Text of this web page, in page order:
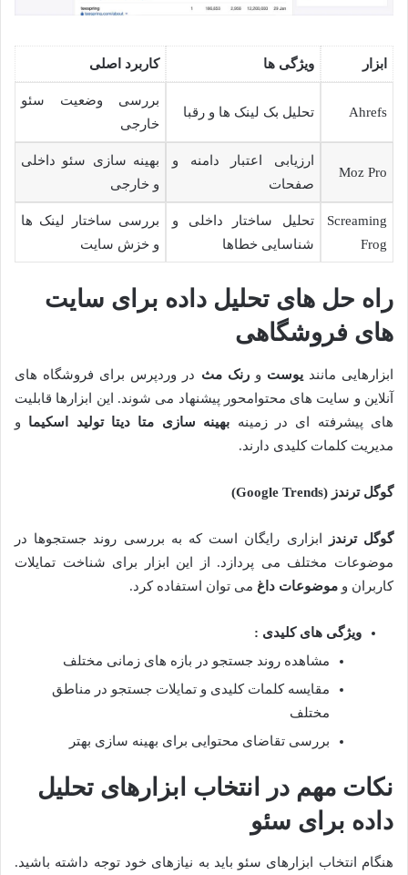
ابزار ویژگی ها کاربرد اصلی
Ahrefs تحلیل بک لینک ها و رقبا
بررسی وضعیت سئو
خارجی
Moz Pro
ارزیابی اعتبار دامنه و
صفحات
بهینه سازی سئو داخلی
و خارجی
Screaming
Frog
تحلیل ساختار داخلی و
شناسایی خطاها
بررسی ساختار لینک ها
و خزش سایت
راه حل های تحلیل داده برای سایت
های فروشگاهی
ابزارهایی مانندیوست ورنک مث در وردپرس برای فروشگاه های
آنلاین و سایت های محتوامحور پیشنهاد می شوند. این ابزارها قابلیت
های پیشرفته ای در زمینه بهینه سازی متا دیتا تولید اسکیما و
مدیریت کلمات کلیدی دارند.
گوگل ترندز (Google Trends)
گوگل ترندز
ابزاری رایگان است که به بررسی روند جستجوها در
موضوعات مختلف می پردازد. از این ابزار برای شناخت تمایلات
کاربران و موضوعات داغ می توان استفاده کرد.
ویژگی های کلیدی :
مشاهده روند جستجو در بازه های زمانی مختلف
مقایسه کلمات کلیدی و تمایلات جستجو در مناطق
مختلف
بررسی تقاضای محتوایی برای بهینه سازی بهتر
نکات مهم در انتخاب ابزارهای تحلیل
داده برای سئو
هنگام انتخاب ابزارهای سئو باید به نیازهای خود توجه داشته باشید.